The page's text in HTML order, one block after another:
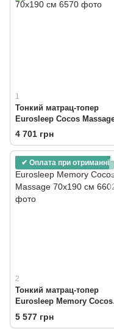
1
Тонкий матрац-топер
Eurosleep Cocos
70x190 см
4 701 грн
✔ Оплата при отриманні
2
Тонкий матрац-топер
Eurosleep Memory Cocos
Massage 70x190 см
5 577 грн